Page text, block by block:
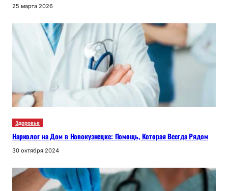
25 марта 2026
Здоровье
Нарколог на Дом в Новокузнецке: Помощь, Которая Всегда Рядом
30 октября 2024